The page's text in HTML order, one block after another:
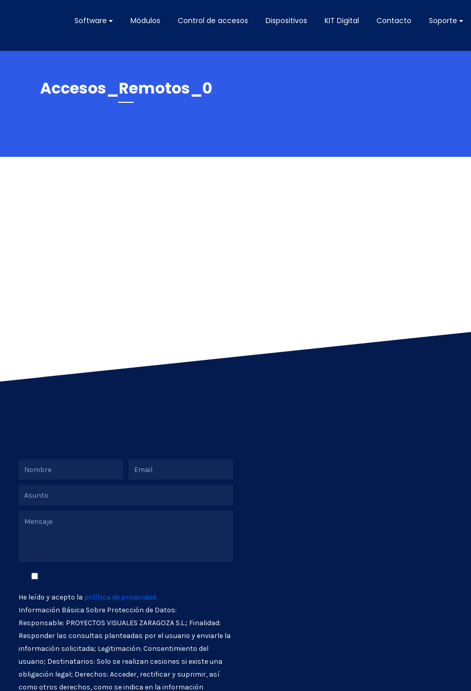
Software Módulos Control de accesos Dispositivos KIT Digital Contacto Soporte
Accesos_Remotos_0
He leído y acepto la política de privacidad.
Información Básica Sobre Protección de Datos:
Responsable: PROYECTOS VISUALES ZARAGOZA S.L.; Finalidad:
Responder las consultas planteadas por el usuario y enviarle la
información solicitada; Legitimación: Consentimiento del
usuario; Destinatarios: Solo se realizan cesiones si existe una
obligación legal; Derechos: Acceder, rectificar y suprimir, así
como otros derechos, como se indica en la información